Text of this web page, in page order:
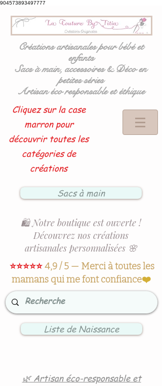
904573893497777
Créations artisanales pour bébé et
enfants
Sacs à main, accessoires & Déco en
petites séries
Artisan éco responsable et éthique
Cliquez sur la case
marron pour
découvrir toutes les
catégories de
créations
Sacs à main
🛍️ Notre boutique est ouverte !
Découvrez nos créations
artisanales personnalisées 🌸
⭐⭐⭐⭐⭐4,9 / 5 — Merci à toutes les
mamans qui me font confiance❤️
Liste de Naissance
🌿 Artisan éco-responsable et